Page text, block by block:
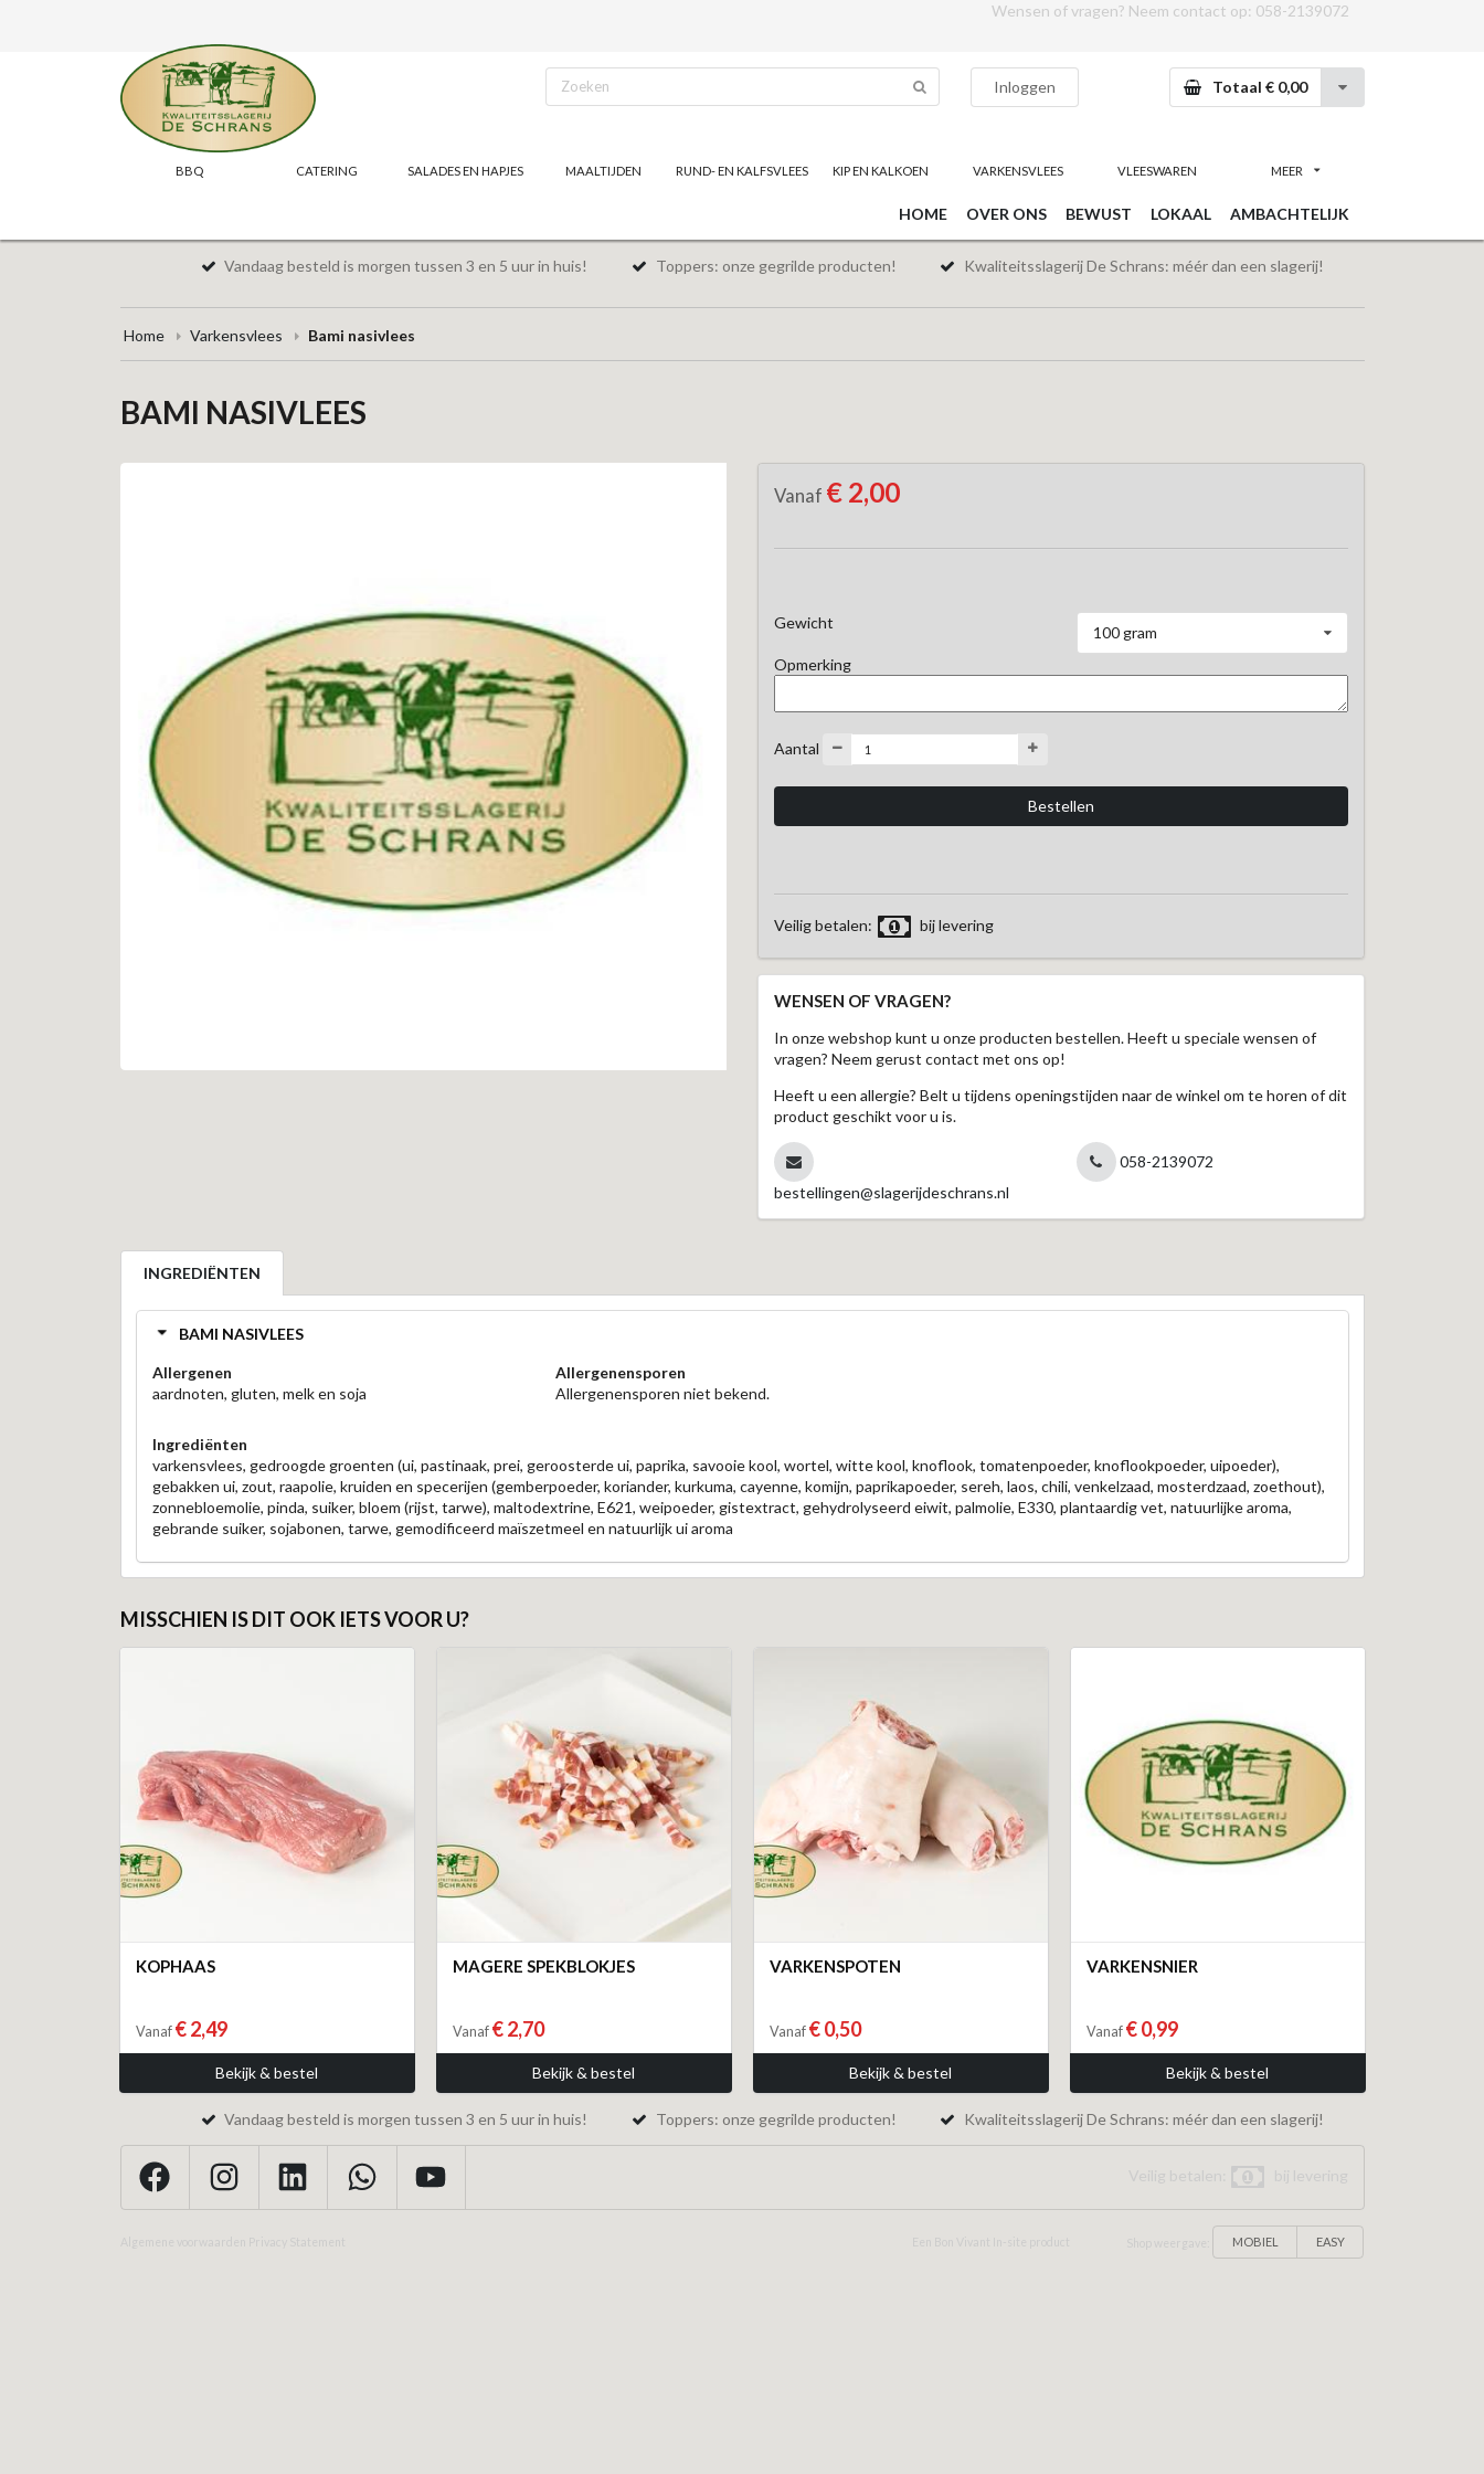
Wensen of vragen? Neem contact op: 058-2139072
Inloggen Totaal € 0,00
BBQ CATERING SALADES EN HAPJES MAALTIJDEN RUND- EN KALFSVLEES KIP EN KALKOEN VARKENSVLEES VLEESWAREN MEER
HOME OVER ONS BEWUST LOKAAL AMBACHTELIJK
Vandaag besteld is morgen tussen 3 en 5 uur in huis! Toppers: onze gegrilde producten! Kwaliteitsslagerij De Schrans: méér dan een slagerij!
Home Varkensvlees Bami nasivlees
BAMI NASIVLEES
Vanaf € 2,00
Gewicht
100 gram
Opmerking
Aantal
Veilig betalen: bij levering
WENSEN OF VRAGEN?
In onze webshop kunt u onze producten bestellen. Heeft u speciale wensen of
vragen? Neem gerust contact met ons op!
Heeft u een allergie? Belt u tijdens openingstijden naar de winkel om te horen of dit
product geschikt voor u is.
bestellingen@slagerijdeschrans.nl
058-2139072
INGREDIËNTEN
BAMI NASIVLEES
Allergenen
aardnoten, gluten, melk en soja
Allergenensporen
Allergenensporen niet bekend.
Ingrediënten
varkensvlees, gedroogde groenten (ui, pastinaak, prei, geroosterde ui, paprika, savooie kool, wortel, witte kool, knoflook, tomatenpoeder, knoflookpoeder, uipoeder),
gebakken ui, zout, raapolie, kruiden en specerijen (gemberpoeder, koriander, kurkuma, cayenne, komijn, paprikapoeder, sereh, laos, chili, venkelzaad, mosterdzaad, zoethout),
zonnebloemolie, pinda, suiker, bloem (rijst, tarwe), maltodextrine, E621, weipoeder, gistextract, gehydrolyseerd eiwit, palmolie, E330, plantaardig vet, natuurlijke aroma,
gebrande suiker, sojabonen, tarwe, gemodificeerd maïszetmeel en natuurlijk ui aroma
MISSCHIEN IS DIT OOK IETS VOOR U?
KOPHAAS
Vanaf € 2,49
Bekijk & bestel
MAGERE SPEKBLOKJES
Vanaf € 2,70
Bekijk & bestel
VARKENSPOTEN
Vanaf € 0,50
Bekijk & bestel
VARKENSNIER
Vanaf € 0,99
Bekijk & bestel
Vandaag besteld is morgen tussen 3 en 5 uur in huis! Toppers: onze gegrilde producten! Kwaliteitsslagerij De Schrans: méér dan een slagerij!
MOBIEL EASY